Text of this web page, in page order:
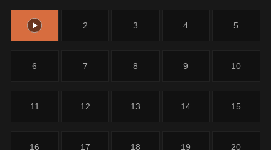
1 2 3 4 5
6 7 8 9 10
11 12 13 14 15
16 17 18 19 20